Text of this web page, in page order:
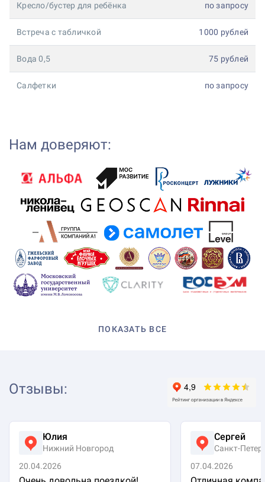
Кресло/бустер для ребёнка по запросу
Встреча с табличкой 1000 рублей
Вода 0,5 75 рублей
Салфетки по запросу
Нам доверяют:
ПОКАЗАТЬ ВСЕ
Отзывы:
Юлия
Нижний Новгород
20.04.2026
Сергей
Санкт-
07.04.2026